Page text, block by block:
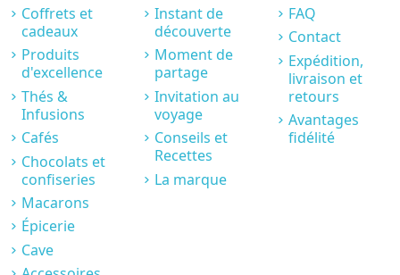
Coffrets et
cadeaux
Produits
d'excellence
Thés &
Infusions
Cafés
Chocolats et
confiseries
Macarons
Épicerie
Cave
Instant de
découverte
Moment de
partage
Invitation au
voyage
Conseils et
Recettes
La marque
FAQ
Contact
Expédition,
livraison et
retours
Avantages
fidélité